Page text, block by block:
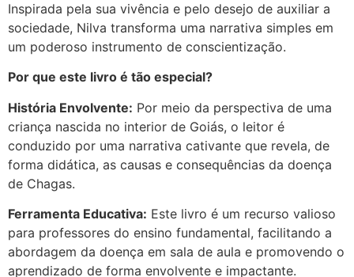
Inspirada pela sua vivência e pelo desejo de auxiliar a
sociedade, Nilva transforma uma narrativa simples em
um poderoso instrumento de conscientização.
Por que este livro é tão especial?
História Envolvente: Por meio da perspectiva de uma
criança nascida no interior de Goiás, o leitor é
conduzido por uma narrativa cativante que revela, de
forma didática, as causas e consequências da doença
de Chagas.
Ferramenta Educativa: Este livro é um recurso valioso
para professores do ensino fundamental, facilitando a
abordagem da doença em sala de aula e promovendo o
aprendizado de forma envolvente e impactante.